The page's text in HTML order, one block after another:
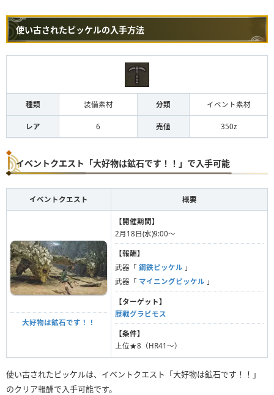
使い古されたピッケルの入手方法
種類 装備素材 分類 イベント素材
レア 6 売値 350z
イベントクエスト「大好物は鉱石です！！」で入手可能
イベントクエスト 概要
大好物は鉱石です！！
【開催期間】
2月18日(水)9:00〜
【報酬】
武器「 鋼鉄ピッケル 」
武器「 マイニングピッケル 」
【ターゲット】
歴戦グラビモス
【条件】
上位★8（HR41〜）
使い古されたピッケルは、イベントクエスト「大好物は鉱石です！！」
のクリア報酬で入手可能です。